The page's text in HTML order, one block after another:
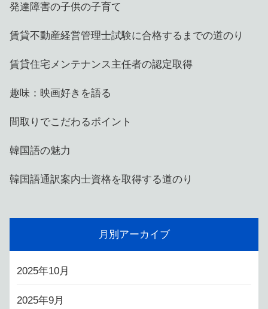
発達障害の子供の子育て
賃貸不動産経営管理士試験に合格するまでの道のり
賃貸住宅メンテナンス主任者の認定取得
趣味：映画好きを語る
間取りでこだわるポイント
韓国語の魅力
韓国語通訳案内士資格を取得する道のり
月別アーカイブ
2025年10月
2025年9月